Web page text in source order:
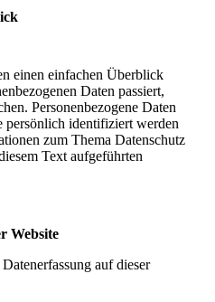
einen einfachen Überblick
Daten passiert,
Personenbezogene Daten
persönlich identifiziert werden
zum Thema Datenschutz
Text aufgeführten
Website
auf dieser